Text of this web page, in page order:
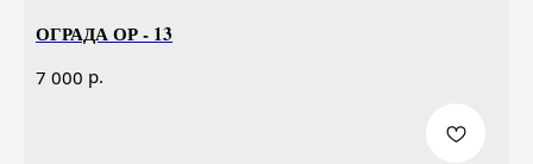
ОГРАДА ОР - 13
7 000 р.